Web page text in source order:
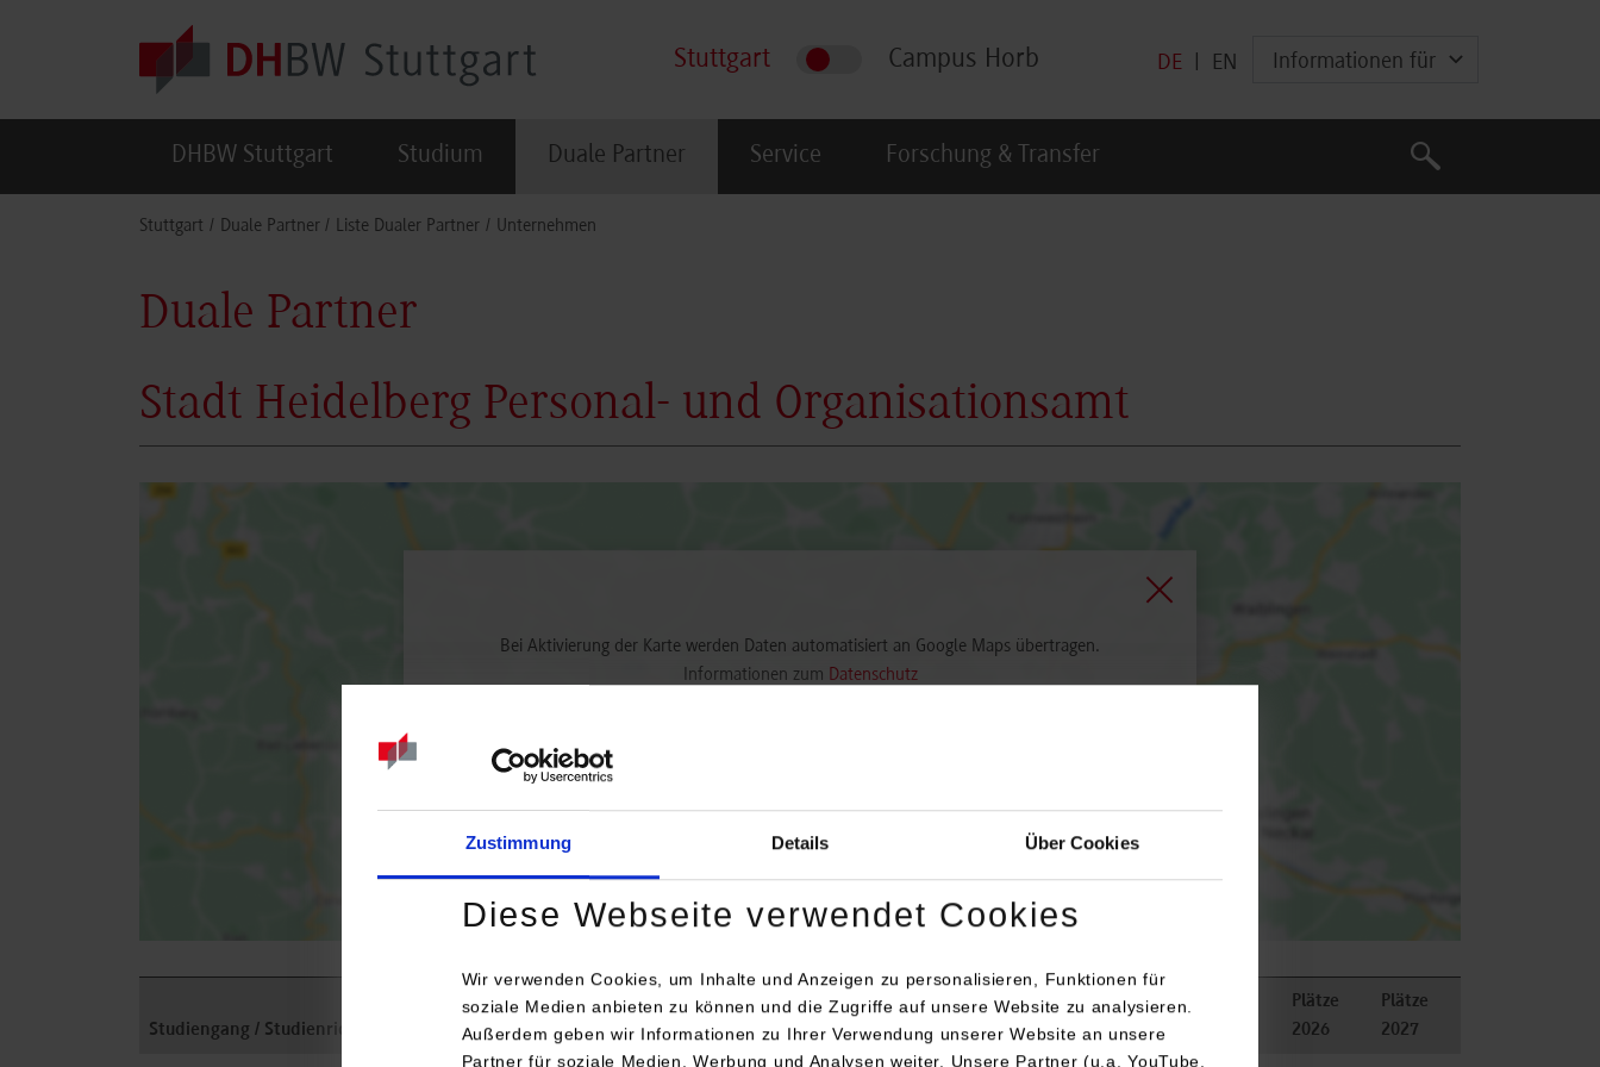
Zustimmung Details Über Cookies
Diese Webseite verwendet Cookies
Wir verwenden Cookies, um Inhalte und Anzeigen zu personalisieren, Funktionen für
soziale Medien anbieten zu können und die Zugriffe auf unsere Website zu analysieren.
Außerdem geben wir Informationen zu Ihrer Verwendung unserer Website an unsere
Partner für soziale Medien, Werbung und Analysen weiter. Unsere Partner (u.a. YouTube,
Stuttgart Campus Horb DE EN Informationen für
DHBW Stuttgart Studium Duale Partner Service Forschung & Transfer
Suche
Suche
Stuttgart Duale Partner Liste Dualer Partner Unternehmen
Duale Partner
Stadt Heidelberg Personal- und Organisationsamt
Bei Aktivierung der Karte werden Daten automatisiert an Google Maps übertragen.
Informationen zum Datenschutz
Studiengang / Studienrichtung Anschrift / Ansprechperson Bemerkungen
Plätze
2026
Plätze
2027